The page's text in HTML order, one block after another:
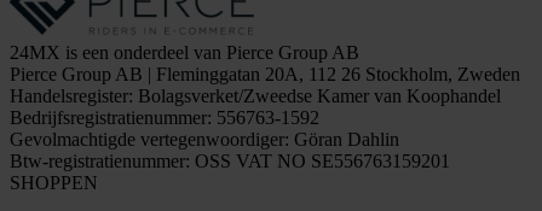
24MX is een onderdeel van Pierce Group AB
Pierce Group AB | Fleminggatan 20A, 112 26 Stockholm, Zweden
Handelsregister: Bolagsverket/Zweedse Kamer van Koophandel
Bedrijfsregistratienummer: 556763-1592
Gevolmachtigde vertegenwoordiger: Göran Dahlin
Btw-registratienummer: OSS VAT NO SE556763159201
SHOPPEN